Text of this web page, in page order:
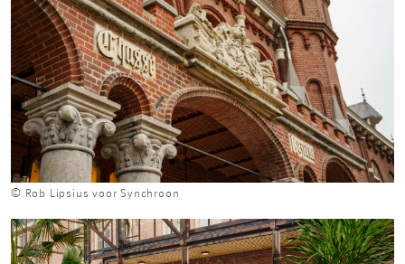
© Rob Lipsius voor Synchroon